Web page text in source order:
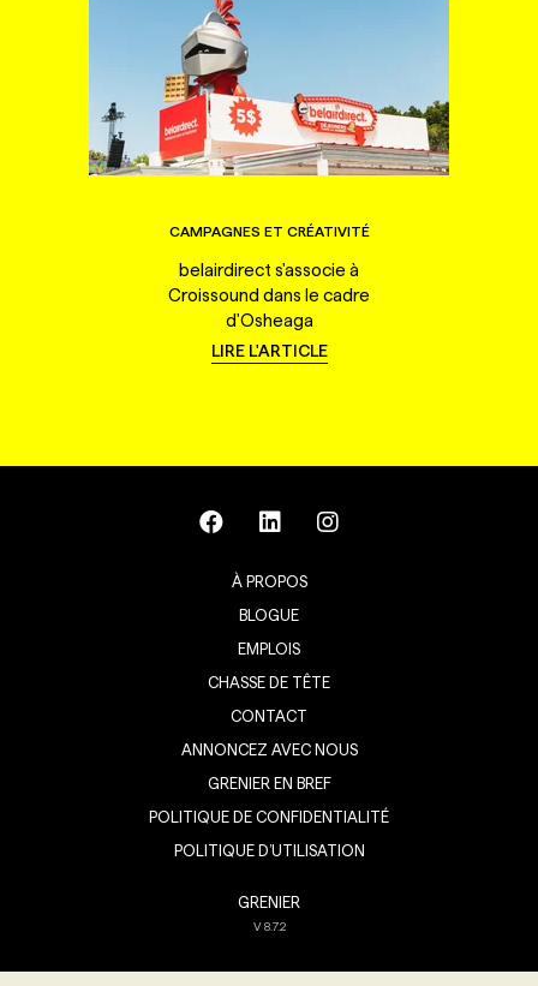
CAMPAGNES ET CRÉATIVITÉ
belairdirect s'associe à
Croissound dans le cadre
d'Osheaga
LIRE L'ARTICLE
À PROPOS
BLOGUE
EMPLOIS
CHASSE DE TÊTE
CONTACT
ANNONCEZ AVEC NOUS
GRENIER EN BREF
POLITIQUE DE CONFIDENTIALITÉ
POLITIQUE D’UTILISATION
GRENIER
V8.7.2